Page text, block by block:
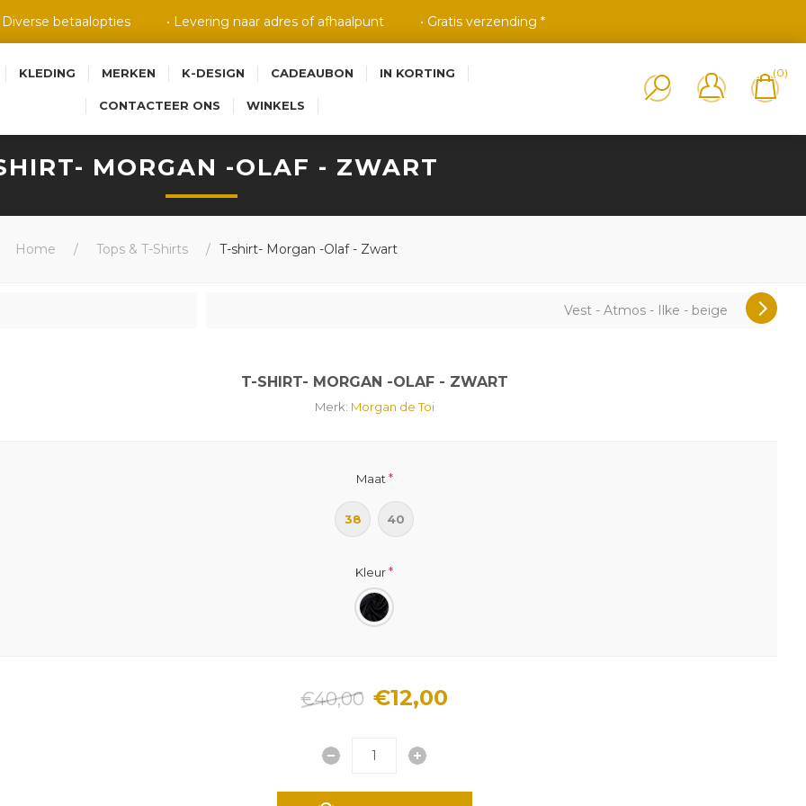
Diverse betaalopties • Levering naar adres of afhaalpunt • Gratis verzending *
KLEDING MERKEN K-DESIGN CADEAUBON IN KORTING
CONTACTEER ONS WINKELS
(0)
Home / Tops & T-Shirts / T-shirt- Morgan -Olaf - Zwart
Vest - Atmos - Ilke - beige
MORGAN -OLAF - ZWART
T-SHIRT- MORGAN -OLAF - ZWART
Merk: Morgan de Toi
Maat *
38 40
Kleur*
€40,00 €12,00